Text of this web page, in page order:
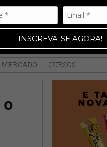
INSCREVA-SE AGORA!
MERCADO CURSOS